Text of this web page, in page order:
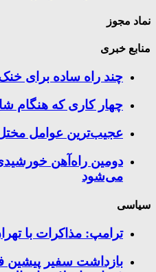
نماد مجوز
منابع خبری
چند راه‌ ساده برای
چهار کاری که هنگام
عجیب‌ترین عوامل
دومین راه‌آهن
می‌شود
سیاسی
ترامپ: مذاکرات با
بازداشت سفیر پیشین